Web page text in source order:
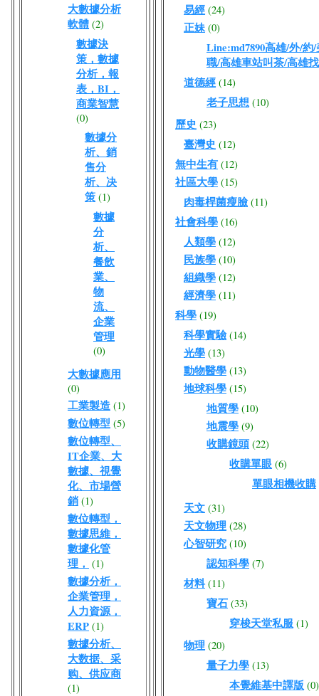
大數據分析
軟體 (2)
數據決
策，數據
分析，報
表，BI，
商業智慧
(0)
數據分
析、銷
售分
析、决
策 (1)
數據
分
析、
餐飲
業、
物
流、
企業
管理
(0)
大數據應用
(0)
工業製造 (1)
數位轉型 (5)
數位轉型、
IT企業、大
數據、視覺
化、市場營
銷 (1)
數位轉型，
數據思維，
數據化管
理， (1)
數據分析，
企業管理，
人力資源，
ERP (1)
數據分析、
大数据、采
购、供应商
(1)
易經 (24)
正妹 (0)
Line:md7890高雄/外/
職/高雄車站叫茶/高雄
道德經 (14)
老子思想 (10)
歷史 (23)
臺灣史 (12)
無中生有 (12)
社區大學 (15)
肉毒桿菌瘦臉 (11)
社會科學 (16)
人類學 (12)
民族學 (10)
組織學 (12)
經濟學 (11)
科學 (19)
科學實驗 (14)
光學 (13)
動物醫學 (13)
地球科學 (15)
地質學 (10)
地震學 (9)
收購鏡頭 (22)
收購單眼 (6)
單眼相機收購
天文 (31)
天文物理 (28)
心智研究 (10)
認知科學 (7)
材料 (11)
寶石 (33)
穿梭天堂私服 (1)
物理 (20)
量子力學 (13)
本覺維基中譯版 (0)